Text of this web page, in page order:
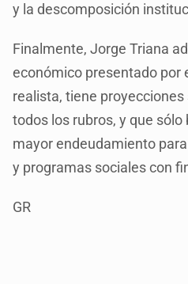
y la descomposición
Finalmente, Jorge Triana
económico presentado por
realista, tiene
todos los rubros, y que
mayor endeudamiento
y programas sociales con
GR